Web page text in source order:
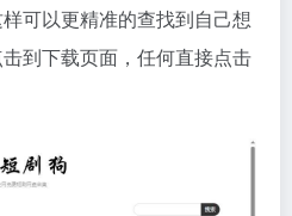
可以更精准的查找到自己想
到下载页面，任何直接点击